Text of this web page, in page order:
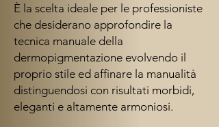
È la scelta ideale per le professioniste
che desiderano approfondire la
tecnica manuale della
dermopigmentazione evolvendo il
proprio stile ed affinare la manualità
distinguendosi con risultati morbidi,
eleganti e altamente armoniosi.